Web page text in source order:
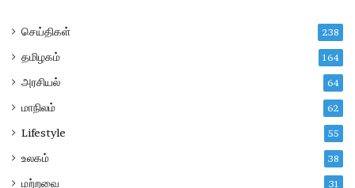
செய்திகள் 238
தமிழகம் 164
அரசியல் 64
மாநிலம் 62
Lifestyle 55
உலகம் 38
மற்றவை 31